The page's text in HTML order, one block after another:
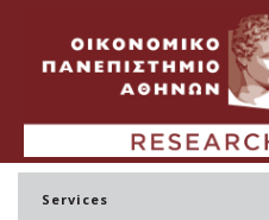
Services